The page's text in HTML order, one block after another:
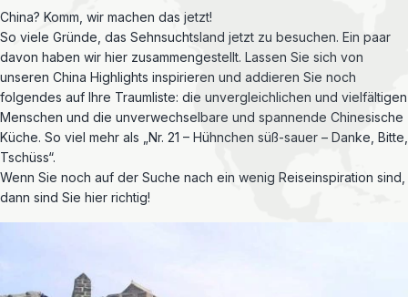
China? Komm, wir machen das jetzt!
So viele Gründe, das Sehnsuchtsland jetzt zu besuchen. Ein paar
davon haben wir hier zusammengestellt. Lassen Sie sich von
unseren China Highlights inspirieren und addieren Sie noch
folgendes auf Ihre Traumliste: die unvergleichlichen und vielfältigen
Menschen und die unverwechselbare und spannende Chinesische
Küche. So viel mehr als „Nr. 21 – Hühnchen süß-sauer – Danke, Bitte,
Tschüss“.
Wenn Sie noch auf der Suche nach ein wenig Reiseinspiration sind,
dann sind Sie hier richtig!